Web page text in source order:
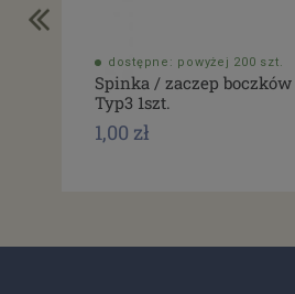
dostępne: powyżej 200 szt.
Spinka / zaczep
Typ3 1szt.
1,00 zł